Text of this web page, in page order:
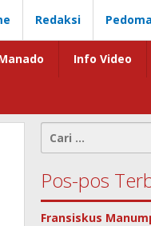
Redaksi
Info Video
untuk:
Pos-pos
Fransiskus